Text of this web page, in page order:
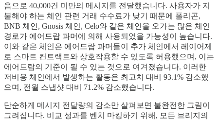
음으로 40,000건 미만의 메시지를 전달했습니다. 사용자가 지
불해야 하는 체인 관련 거래 수수료가 낮기 때문에 폴리곤,
BNB 체인, Gnosis 체인, Celo와 같은 체인을 오가는 많은 체인
경로가 에어드랍 파머에 의해 사용되었을 가능성이 높습니다.
이와 같은 체인은 에어드랍 파머들이 추가 체인에서 레이어제
로 스마트 컨트랙트와 상호작용할 수 있도록 허용했으며, 이는
에어드랍의 기준이 될 수 있는 것으로 여겨졌습니다. 이러한
저비용 체인에서 발생하는 활동은 최고치 대비 93.1% 감소했
으며, 전월 스냅샷 대비 71.2% 감소했습니다.
단순하게 메시지 전달량의 감소만 살펴보면 불완전한 그림이
그려집니다. 비교 성과를 벤치 마킹하기 위해, 모든 브리지의